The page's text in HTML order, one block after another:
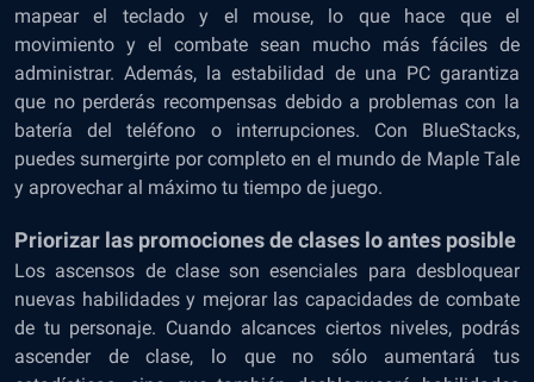
mapear el teclado y el mouse, lo que hace que el
movimiento y el combate sean mucho más fáciles de
administrar. Además, la estabilidad de una PC garantiza
que no perderás recompensas debido a problemas con la
batería del teléfono o interrupciones. Con BlueStacks,
puedes sumergirte por completo en el mundo de Maple Tale
y aprovechar al máximo tu tiempo de juego.
Priorizar las promociones de clases lo antes posible
Los ascensos de clase son esenciales para desbloquear
nuevas habilidades y mejorar las capacidades de combate
de tu personaje. Cuando alcances ciertos niveles, podrás
ascender de clase, lo que no sólo aumentará tus